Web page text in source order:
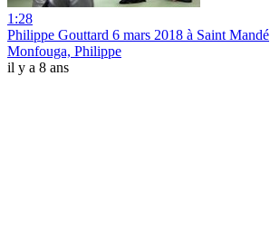
1:28
Philippe Gouttard 6 mars 2018 à Saint Mandé
Monfouga, Philippe
il y a 8 ans